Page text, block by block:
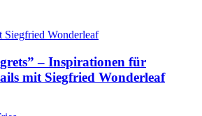
– Inspirationen für
mit Siegfried Wonderleaf